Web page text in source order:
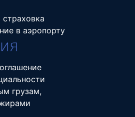
страховка
в аэропорту
грузам,